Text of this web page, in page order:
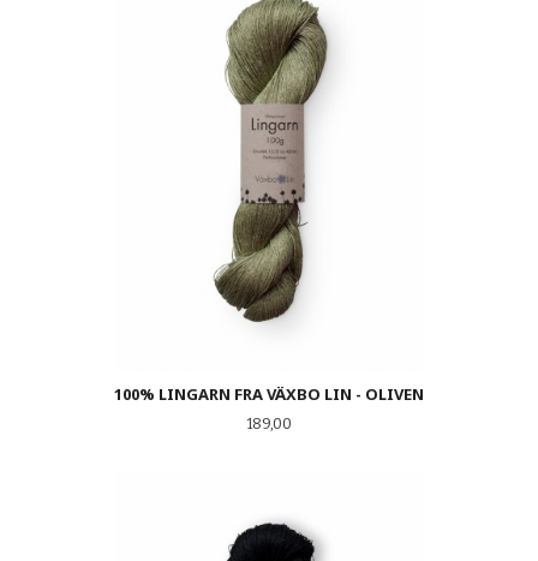
100% LINGARN FRA VÄXBO LIN - OLIVEN
Pris
189,00